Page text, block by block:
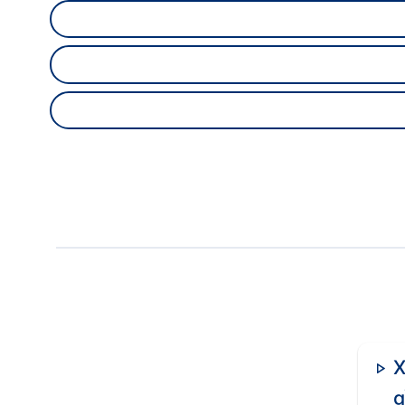
Hải Châu
Liên Chiểu
Cẩm Lệ
Mức giá bất động sản Đà Nẵng phụ thuộc
trung tâm thường có giá cao hơn các khu vực